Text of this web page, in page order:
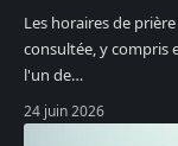
Les horaires de
consultée, y compris
l'un de…
24 juin 2026